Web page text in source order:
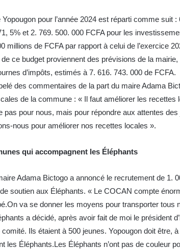
pour l’année 2024 est réparti comme suit :
5% et 2. 769. 500. 000 FCFA pour les
millions de FCFA par rapport à celui de l’exercice
ce budget proviennent des prévisions de la mairie,
d’impôts, estimés à 7. 616. 743. 000 de FCFA.
des commentaires de la part du maire Adama
de la commune : « Il faut améliorer les recettes
pas pour nous, mais pour répondre aux attentes des
nous pour améliorer nos recettes locales ».
qui accompagnent les Éléphants
Adama Bictogo a annoncé le recrutement de 1.
soutien aux Éléphants. « Le COCAN compte
va se donner les moyens pour transporter tous
a décidé, après avoir fait de moi le président
Ils étaient à 500 jeunes. Yopougon doit être,
les Éléphants.Les Éléphants n’ont pas de couleur